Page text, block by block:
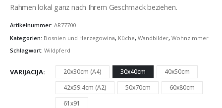
Rahmen lokal ganz nach Ihrem Geschmack beziehen.
Artikelnummer: AR77700
Kategorien: Bosnien und Herzegowina, Küche, Wandbilder, Wohnzimmer
Schlagwort: Wildpferd
VARIJACIJA 20x30cm (A4) 30x40cm
40x50cm
42x59.4cm (A2)
50x70cm
60x80cm
61x91